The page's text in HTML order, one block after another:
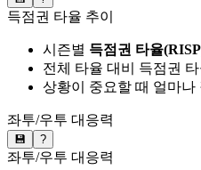
득점권 타율 추이
시즌별 득점권 타율
전체 타율 대비 득점권
상황이 중요할 때 얼마나
좌투/우투 대응력
💾 ?
좌투/우투 대응력